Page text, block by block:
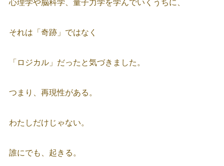
心理学や脳科学、量子力学を学んでいくうちに、
それは「奇跡」ではなく
「ロジカル」だったと気づきました。
つまり、再現性がある。
わたしだけじゃない。
誰にでも、起きる。